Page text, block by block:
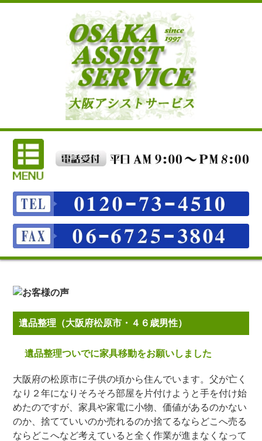
遺品整理（大阪府松原市・４６歳男性）
遺品整理ついでに家具移動をお願いしました
大阪府の松原市に子供の頃から住んでいます。父が亡く
なり２年になりそろそろ部屋を片付けようと手を付け始
めたのですが、家具や家電に小物、価値があるのかない
のか、捨てていいのか売れるのか捨てるならどこへ売る
ならどこへなど考えていると全く作業が進まなくなって